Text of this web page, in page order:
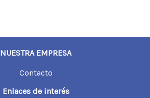
NUESTRA EMPRESA
Contacto
Enlaces de interés